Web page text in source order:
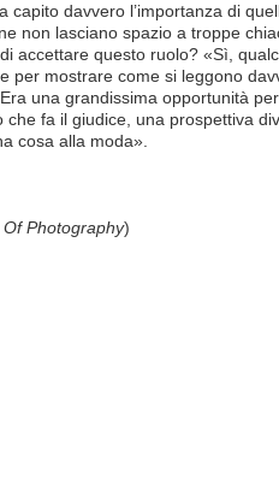
capito davvero l’importanza di
non lasciano spazio a troppe
accettare questo ruolo? «Sì,
per mostrare come si leggono
una grandissima opportunità
fa il giudice, una prospettiva
cosa alla moda».
Photography)